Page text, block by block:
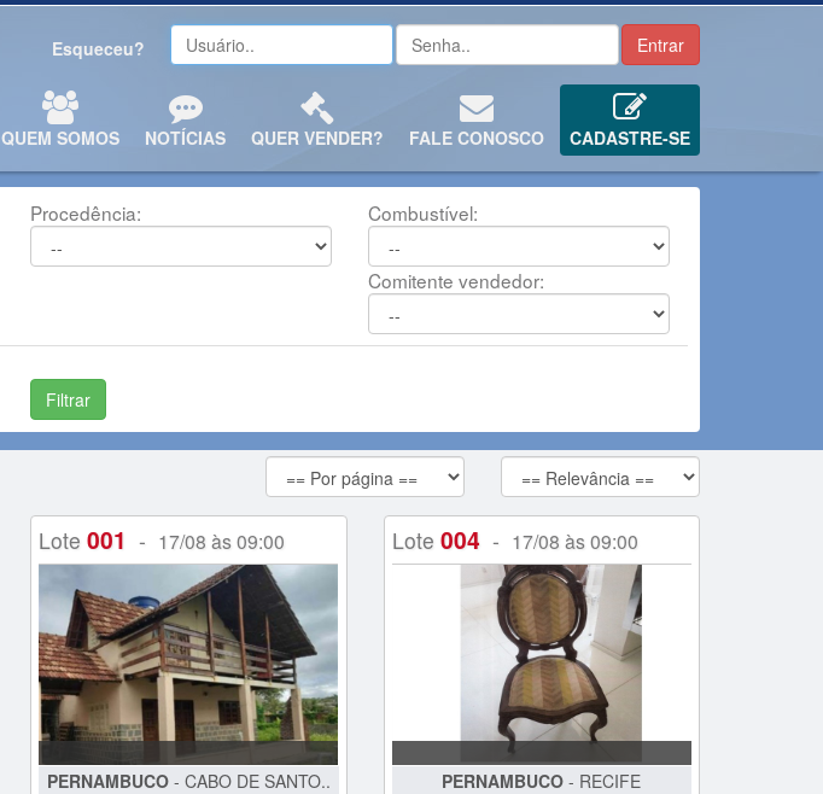
Esqueceu?
QUEM SOMOS NOTÍCIAS QUER VENDER? FALE CONOSCO CADASTRE-SE
Procedência: Combustível:
Comitente vendedor:
Lote 001 - 17/08 às 09:00
PERNAMBUCO- CABO DE SANTO..
Lote 004- 17/08 às 09:00
PERNAMBUCO - RECIFE